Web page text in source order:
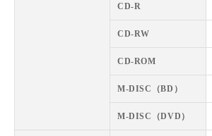
CD-R
CD-RW
CD-ROM
M-DISC（BD）
M-DISC（DVD）